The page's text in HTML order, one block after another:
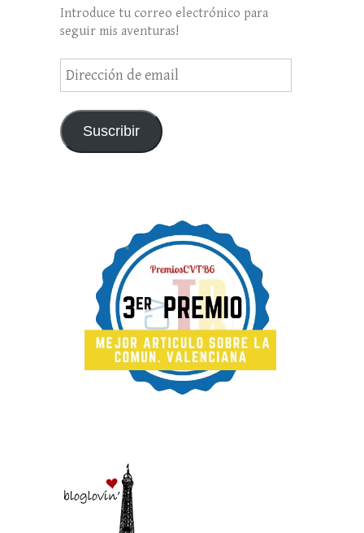
Introduce tu correo electrónico para
seguir mis aventuras!
Dirección
de
Suscribir